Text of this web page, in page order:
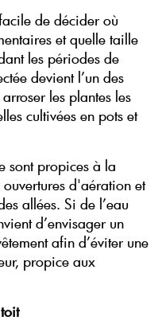
de décider où
et quelle taille
les périodes de
devient l’un des
les plantes les
cultivées en pots et
sont propices à la
d'aération et
allées. Si de l’eau
d’envisager un
afin d’éviter une
propice aux